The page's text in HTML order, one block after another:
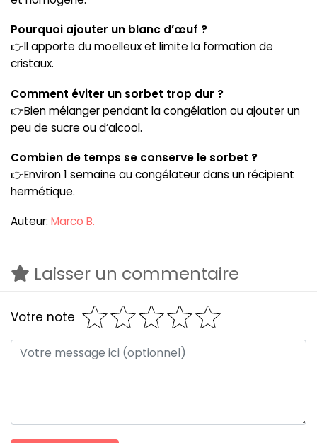
Pourquoi ajouter un blanc d’œuf ?
👉Il apporte du moelleux et limite la formation de
cristaux.
Comment éviter un sorbet trop dur ?
👉Bien mélanger pendant la congélation ou ajouter un
peu de sucre ou d’alcool.
Combien de temps se conserve le sorbet ?
👉Environ 1 semaine au congélateur dans un récipient
hermétique.
Auteur: Marco B.
Laisser un commentaire
Votre note